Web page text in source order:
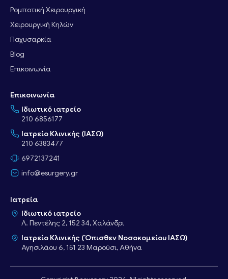
Ρομποτική Χειρουργική
Χειρουργική Κηλών
Παχυσαρκία
Blog
Επικοινωνία
Επικοινωνία
Ιδιωτικό ιατρείο
210 6856177
Ιατρείο Κλινικής (ΙΑΣΩ)
210 6383477
6972137241
info@esurgery.gr
Ιατρεία
Ιδιωτικό ιατρείο
Λ. Πεντέλης 2, 152 34, Χαλάνδρι
Ιατρείο Κλινικής (Όπισθεν Νοσοκομείου ΙΑΣΩ)
Αγησιλάου 6, 151 23 Μαρούσι, Αθήνα